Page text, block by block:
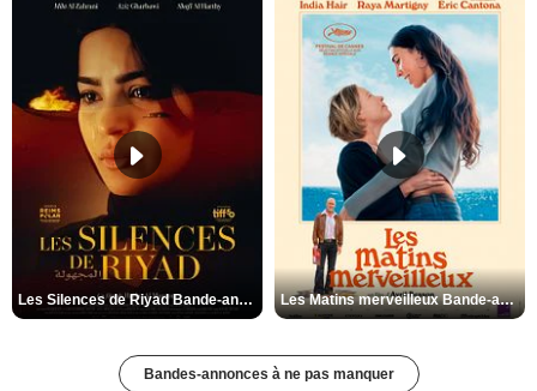
Les Silences de Riyad Bande-annonce VO STFR Les Matins merveilleux Bande-annonce VF
Bandes-annonces à ne pas manquer